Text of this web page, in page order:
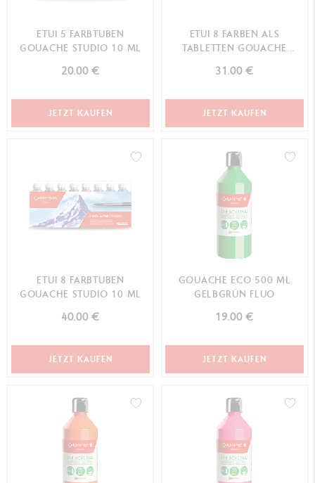
ETUI 5 FARBTUBEN
GOUACHE STUDIO 10 ML
20.00 €
JETZT KAUFEN
ETUI 8 FARBEN ALS
TABLETTEN GOUACHE
31.00 €
JETZT KAUFEN
ETUI 8 FARBTUBEN
GOUACHE STUDIO 10 ML
40.00 €
JETZT KAUFEN
GOUACHE ECO 500 ML
GELBGRÜN FLUO
19.00 €
JETZT KAUFEN